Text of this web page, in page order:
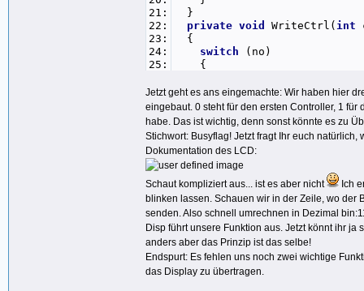
21:
22:
23:
24:
25:
27:
28:
29:
30:
31:
32:
33:
34:
35:
36:
37:
38:
39:
40:
41:
}
private void WriteCtrl( int
{
switch (no)
{
Thread.Sleep(3);
break
case
Thread.Sleep(3);
break;
default:
break;
Jetzt geht es ans eingemachte: Wir haben hier
eingebaut. 0 steht für den ersten Controller, 1
habe. Das ist wichtig, denn sonst könnte es zu
Stichwort: Busyflag! Jetzt fragt Ihr euch
Dokumentation des LCD:
Schaut kompliziert aus... ist es aber nicht
Ich
blinken lassen. Schauen wir in der Zeile, wo der
senden. Also schnell umrechnen in Dezimal
Disp führt unsere Funktion aus. Jetzt könnt ihr
anders aber das Prinzip ist das selbe!
Endspurt: Es fehlen uns noch zwei wichtige
das Display zu übertragen.